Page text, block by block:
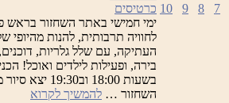
7
8
9
10 כרטיסים
ימי חמישי באתר השחזור בראש
לחוויה תרבותית, להנות מהיופי
העתיקה, עם שלל גלריות,
בירה, ופעילות לילדים ואוכל!
בשעות 18:00
השחזור … להמשיך לקרוא